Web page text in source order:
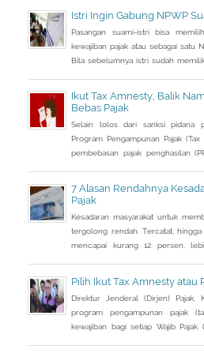
Istri Ingin Gabung NPWP
Pasangan suami-istri bisa
kewajiban pajak atau sebagai satu
Bila sebelumnya istri sudah
Ikut Tax Amnesty, Balik
Bebas Pajak
Selain lolos dari sanksi pidana
Program Pengampunan Pajak
pembebasan pajak penghasilan
7 Alasan Rendahnya
Pajak
Kesadaran masyarakat untuk
tergolong rendah. Tercatat,
mencapai kurang 12 persen,
Pilih Ikut Tax Amnesty atau
Direktur Jenderal (Dirjen) Pajak,
program pengampunan pajak
kewajiban bagi setiap Wajib